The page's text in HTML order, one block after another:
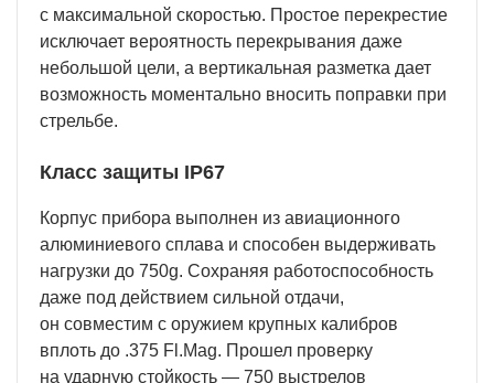
с максимальной скоростью. Простое перекрестие
исключает вероятность перекрывания даже
небольшой цели, а вертикальная разметка дает
возможность моментально вносить поправки при
стрельбе.
Класс защиты IP67
Корпус прибора выполнен из авиационного
алюминиевого сплава и способен выдерживать
нагрузки до 750g. Сохраняя работоспособность
даже под действием сильной отдачи,
он совместим с оружием крупных калибров
вплоть до .375 Fl.Mag. Прошел проверку
на ударную стойкость — 750 выстрелов